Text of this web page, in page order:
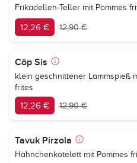
Frikadellen-Teller mit Pommes
12,26 € 12,90 €
Cöp Sis
klein geschnittener Lammspieß
frites
12,26 € 12,90 €
Tavuk Pirzola
Hähnchenkotelett mit Pommes